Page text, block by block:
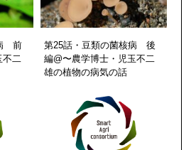
前
不二
第25話・豆類の菌核病 後
編@〜農学博士・児玉不二
雄の植物の病気の話